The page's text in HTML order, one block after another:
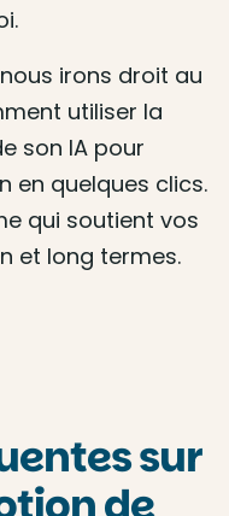
irons droit au
utiliser la
son IA pour
en quelques clics.
qui soutient vos
et long termes.
sur